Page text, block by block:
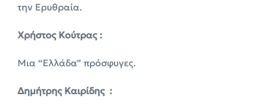
την Ερυθραία.
Χρήστος Κούτρας :
Μια “Ελλάδα” πρόσφυγες.
Δημήτρης Καιρίδης :